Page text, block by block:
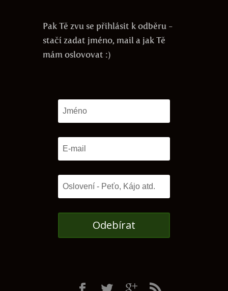
Pak Tě zvu se přihlásit k odběru -
stačí zadat jméno, mail a jak Tě
mám oslovovat :)
Odebírat